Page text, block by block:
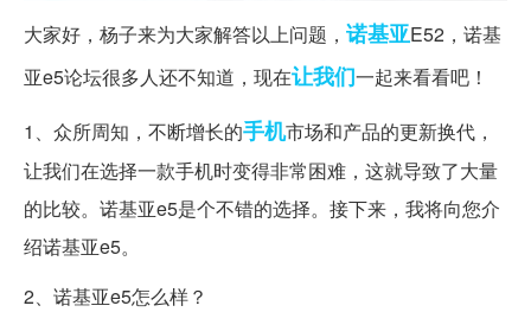
大家好，杨子来为大家解答以上问题， 诺基亚E52，诺基
亚e5论坛很多人还不知道，现在让我们一起来看看吧！
1、众所周知，不断增长的手机市场和产品的更新换代，
让我们在选择一款手机时变得非常困难，这就导致了大量
的比较。诺基亚e5是个不错的选择。接下来，我将向您介
绍诺基亚e5。
2、诺基亚e5怎么样？